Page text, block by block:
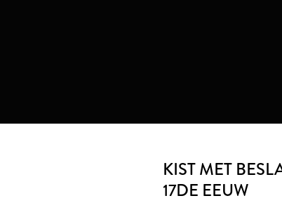
KIST MET
17DE EEUW